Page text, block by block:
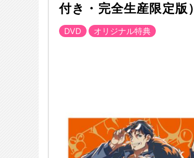
付き・完全生産限定版）
DVD オリジナル特典